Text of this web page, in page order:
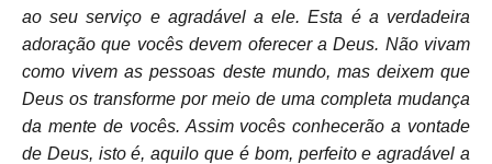
ao seu serviço e agradável a ele. Esta é a verdadeira
adoração que vocês devem oferecer a Deus. Não vivam
como vivem as pessoas deste mundo, mas deixem que
Deus os transforme por meio de uma completa mudança
da mente de vocês. Assim vocês conhecerão a vontade
de Deus, isto é, aquilo que é bom, perfeito e agradável a